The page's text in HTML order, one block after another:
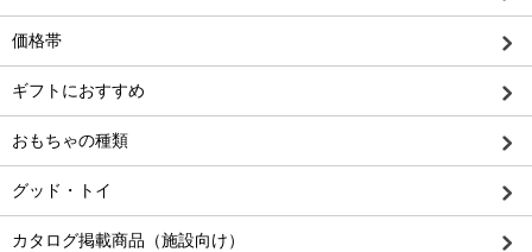
価格帯
ギフトにおすすめ
おもちゃの種類
グッド・トイ
カタログ掲載商品（施設向け）